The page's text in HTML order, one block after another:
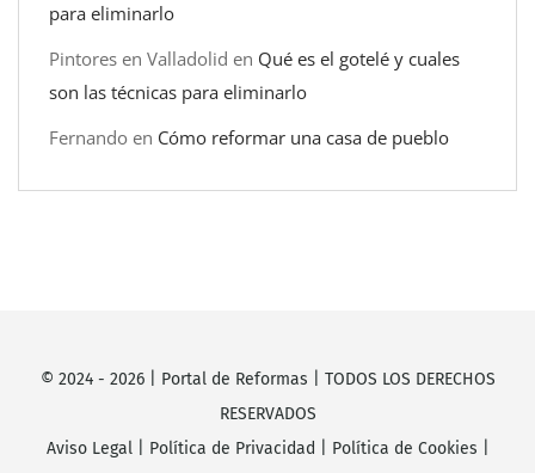
para eliminarlo
Pintores en Valladolid en Qué es el gotelé y cuales
son las técnicas para eliminarlo
Fernando en Cómo reformar una casa de pueblo
© 2024 - 2026| Portal de Reformas | TODOS LOS DERECHOS
RESERVADOS
Aviso Legal| Política de Privacidad Política de Cookies